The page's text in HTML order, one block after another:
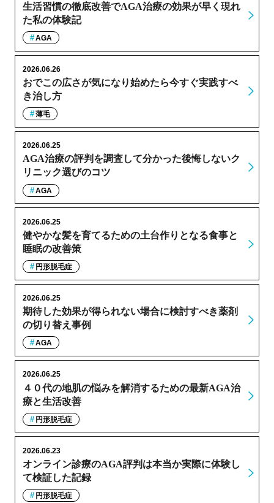
生活習慣の徹底改善でAGA治療の効果が早く現れ
た私の体験記
AGA
おでこの広さが気になり始めたら今すぐ実践すべ
き治し方
2026.06.26
薄毛
AGA治療の評判を調査して分かった後悔しないク
リニック選びのコツ
2026.06.25
AGA
健やかな髪を育てるための土台作りとなる食事と
睡眠の改善策
2026.06.25
円形脱毛症
期待した効果が得られない場合に検討すべき薬剤
の切り替え事例
2026.06.25
AGA
４０代の地肌の悩みを解消するための最新AGA治
療と生活改善
2026.06.25
円形脱毛症
オンライン診療のAGA評判は本当か実際に体験し
て検証した記録
2026.06.23
円形脱毛症